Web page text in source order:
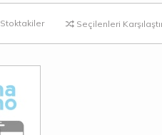
Stoktakiler Seçilenleri